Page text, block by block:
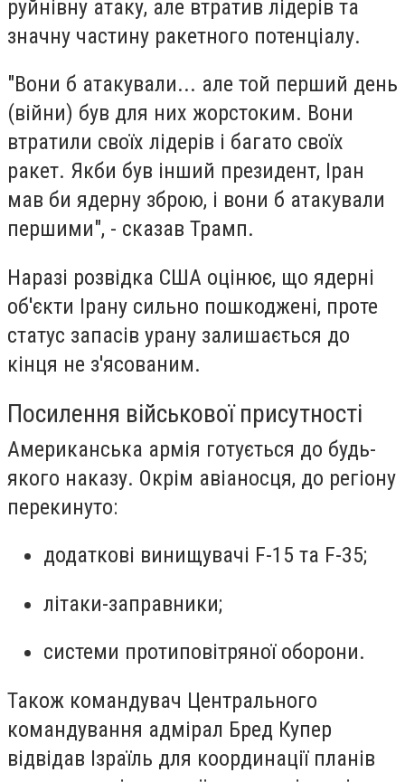
руйнівну атаку, але втратив лідерів та
значну частину ракетного потенціалу.
"Вони б атакували... але той перший день
(війни) був для них жорстоким. Вони
втратили своїх лідерів і багато своїх
ракет. Якби був інший президент, Іран
мав би ядерну зброю, і вони б атакували
першими", - сказав Трамп.
Наразі розвідка США оцінює, що ядерні
об'єкти Ірану сильно пошкоджені, проте
статус запасів урану залишається до
кінця не з'ясованим.
Посилення військової присутності
Американська армія готується до будь-
якого наказу. Окрім авіаносця, до регіону
перекинуто:
додаткові винищувачі F-15 та F-35;
літаки-заправники;
системи протиповітряної оборони.
Також командувач Центрального
командування адмірал Бред Купер
відвідав Ізраїль для координації планів